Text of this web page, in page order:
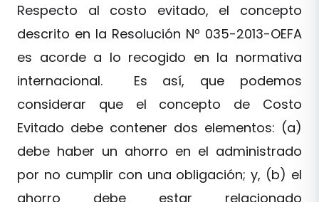
Respecto al costo evitado, el concepto
descrito en la Resolución Nº 035-2013-OEFA
es acorde a lo recogido en la normativa
internacional. Es así, que podemos
considerar que el concepto de Costo
Evitado debe contener dos elementos: (a)
debe haber un ahorro en el administrado
por no cumplir con una obligación; y, (b) el
ahorro debe estar relacionado